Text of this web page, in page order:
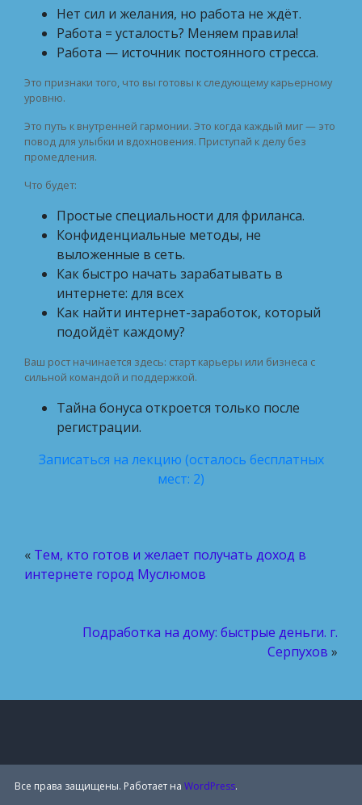
Нет сил и желания, но работа не ждёт.
Работа = усталость? Меняем правила!
Работа — источник постоянного стресса.
Это признаки того, что вы готовы к следующему карьерному
уровню.
Это путь к внутренней гармонии. Это когда каждый миг — это
повод для улыбки и вдохновения. Приступай к делу без
промедления.
Что будет:
Простые специальности для фриланса.
Конфиденциальные методы, не
выложенные в сеть.
Как быстро начать зарабатывать в
интернете: для всех
Как найти интернет-заработок, который
подойдёт каждому?
Ваш рост начинается здесь: старт карьеры или бизнеса с
сильной командой и поддержкой.
Тайна бонуса откроется только после
регистрации.
Записаться на лекцию (осталось бесплатных
мест: 2)
« Тем, кто готов и желает получать доход в
интернете город Муслюмов
Подработка на дому: быстрые деньги. г.
Серпухов »
Все права защищены. Работает на WordPress.